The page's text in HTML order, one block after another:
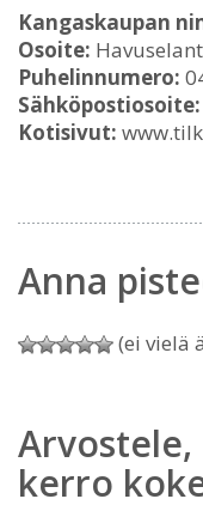
Kangaskaupan
Osoite:
Puhelinnumero:
Sähköpostiosoite:
Kotisivut:
Anna
(ei vielä
kerro